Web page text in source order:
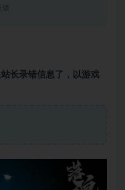
长录错信息了，以游戏